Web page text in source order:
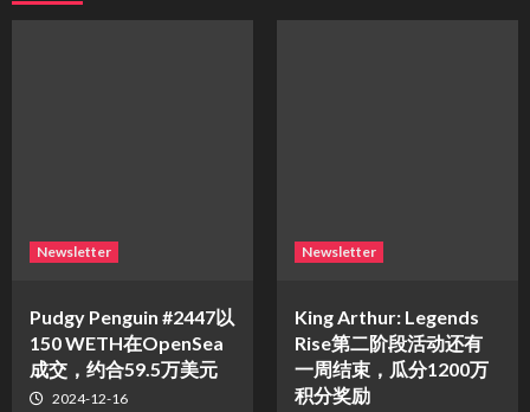
Newsletter
Pudgy Penguin #2447以
150 WETH在OpenSea
成交，约合59.5万美元
2024-12-16
Newsletter
King Arthur: Legends
Rise第二阶段活动还有
一周结束，瓜分1200万
积分奖励